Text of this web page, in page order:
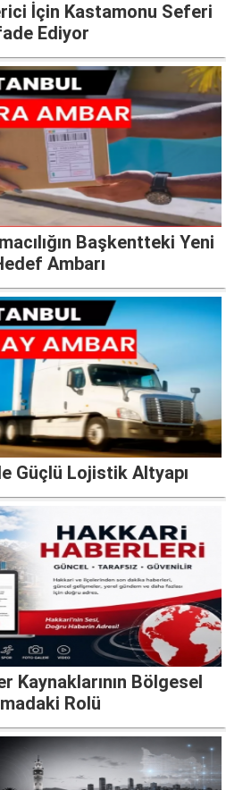
İçin Kastamonu Seferi
Ediyor
Başkentteki Yeni
Ambarı
Güçlü Lojistik Altyapı
Kaynaklarının Bölgesel
Rolü